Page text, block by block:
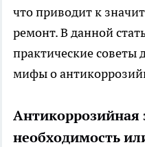
что приводит к
ремонт. В данной
практические советы
мифы о
Антикоррозийная
необходимость